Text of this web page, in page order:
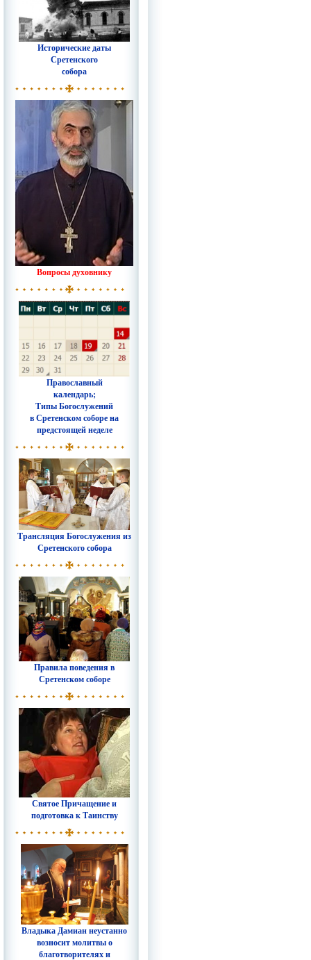
Исторические даты
Сретенского
собора
Вопросы духовнику
Православный
календарь;
Типы Богослужений
в Сретенском соборе на
предстоящей неделе
Трансляция Богослужения из
Сретенского собора
Правила поведения в
Сретенском соборе
Святое Причащение и
подготовка к Таинству
Владыка Дамиан неустанно
возносит молитвы о
благотворителях и